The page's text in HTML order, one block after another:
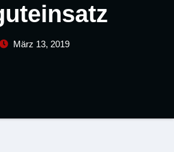
März 13, 2019